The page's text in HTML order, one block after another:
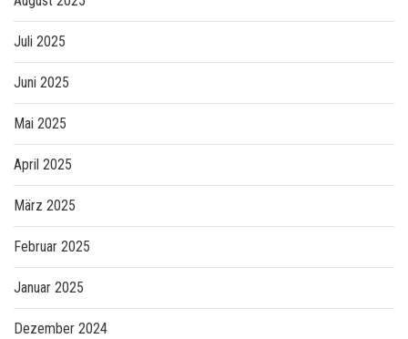
Juli 2025
Juni 2025
Mai 2025
April 2025
März 2025
Februar 2025
Januar 2025
Dezember 2024